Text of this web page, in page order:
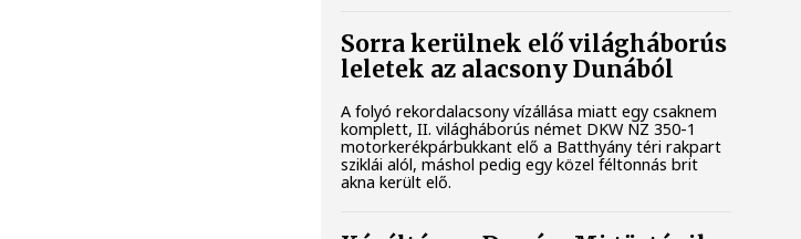
Sorra kerülnek elő világháborús
leletek az alacsony Dunából
A folyó rekordalacsony vízállása miatt egy csaknem
komplett, II. világháborús német DKW NZ 350-1
motorkerékpárbukkant elő a Batthyány téri rakpart
sziklái alól, máshol pedig egy közel féltonnás brit
akna került elő.